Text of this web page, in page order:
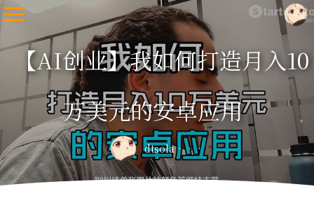
【AI创业】我如何打造月入10
万美元的安卓应用
dtsola